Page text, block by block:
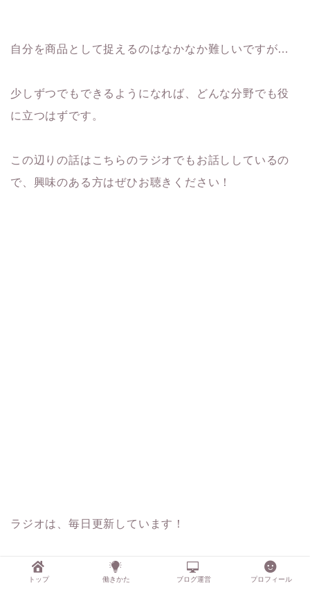
自分を商品として捉えるのはなかなか難しいですが…
少しずつでもできるようになれば、どんな分野でも役
に立つはずです。
この辺りの話はこちらのラジオでもお話ししているの
で、興味のある方はぜひお聴きください！
ラジオは、毎日更新しています！
興味を持ってくださった方はぜひフォローしてくださ
トップ 働きかた ブログ運営 プロフィール